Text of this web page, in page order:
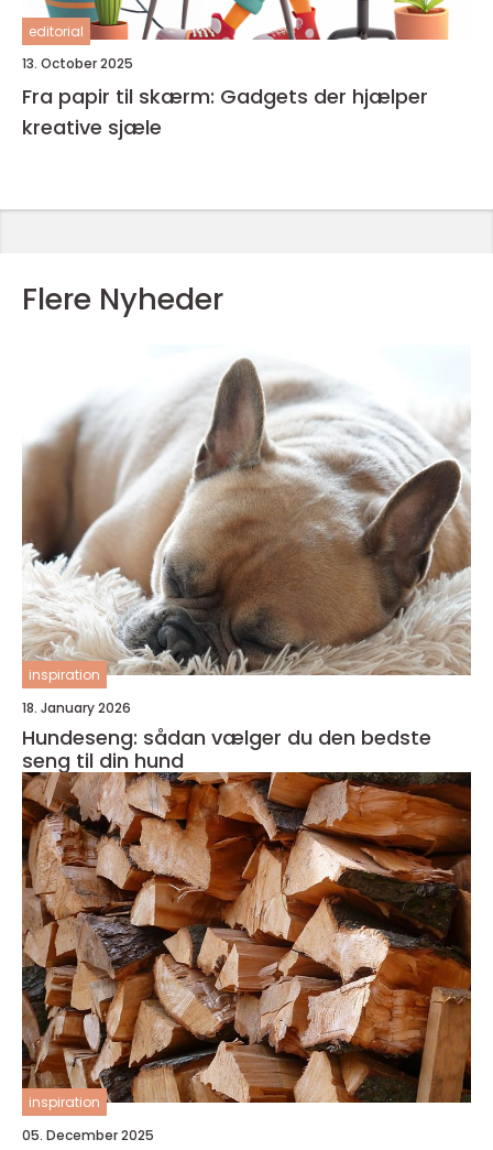
editorial
13. October 2025
Fra papir til skærm: Gadgets der hjælper
kreative sjæle
Flere Nyheder
inspiration
18. January 2026
Hundeseng: sådan vælger du den bedste
seng til din hund
inspiration
05. December 2025